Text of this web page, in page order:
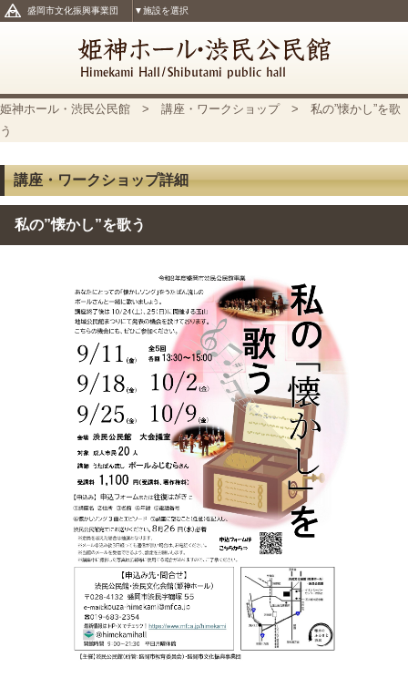
盛岡市文化振興事業団 ▼施設を選択
姫神ホール・渋民公民館 > 講座・ワークショップ> 私の”懐かし”を歌
う
講座・ワークショップ詳細
私の”懐かし”を歌う